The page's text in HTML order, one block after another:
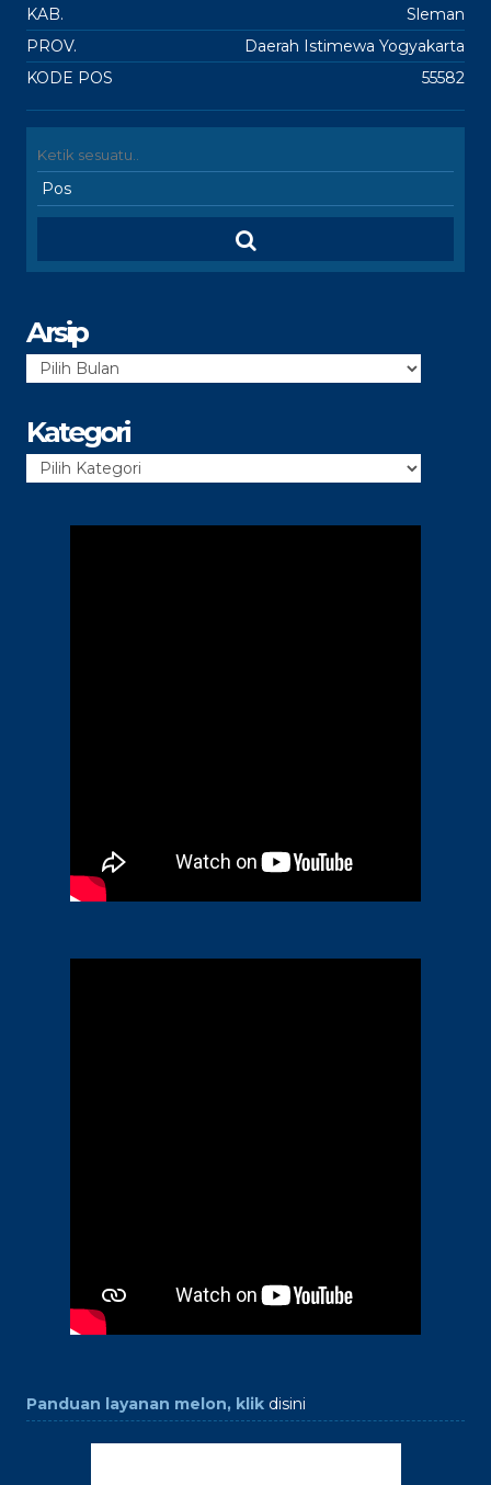
KAB.
Sleman
PROV.
Daerah Istimewa Yogyakarta
KODE POS
55582
Arsip
Arsip
Kategori
Kategori
Panduan layanan melon, klik disini